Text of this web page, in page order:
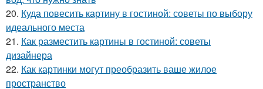
20. Куда повесить картину в гостиной: советы по выбору
идеального места
21. Как разместить картины в гостиной: советы
дизайнера
22. Как картинки могут преобразить ваше жилое
пространство